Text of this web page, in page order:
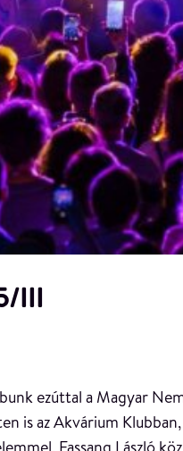
III
ezúttal a Magyar
is az Akvárium